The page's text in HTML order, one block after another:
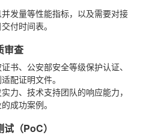
发量等性能指标，以及需要对接
付时间表。
审查
书、公安部安全等级保护认证、
配证明文件。
力、技术支持团队的响应能力，
成功案例。
（PoC）